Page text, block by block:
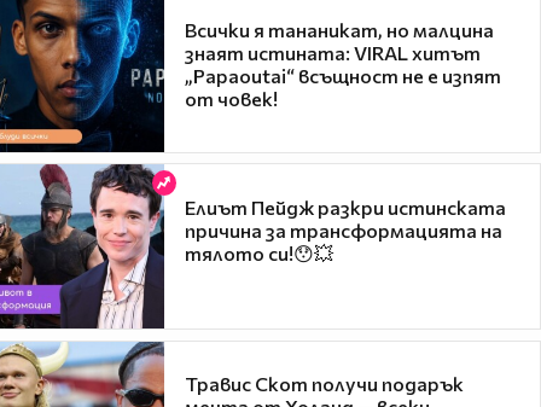
Всички я тананикат, но малцина
знаят истината: VIRAL хитът
„Papaoutai“ всъщност не е изпят
от човек!
Елиът Пейдж разкри истинската
причина за трансформацията на
тялото си!😯💥
Травис Скот получи подарък